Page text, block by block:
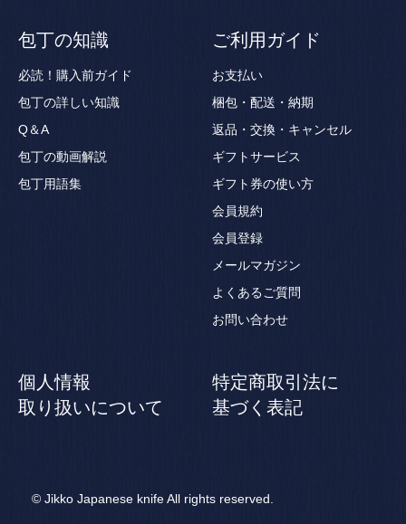
包丁の知識
必読！購入前ガイド
包丁の詳しい知識
Q＆A
包丁の動画解説
包丁用語集
ご利用ガイド
お支払い
梱包・配送・納期
返品・交換・キャンセル
ギフトサービス
ギフト券の使い方
会員規約
会員登録
メールマガジン
よくあるご質問
お問い合わせ
個人情報
取り扱いについて
特定商取引法に
基づく表記
© Jikko Japanese knife All rights reserved.